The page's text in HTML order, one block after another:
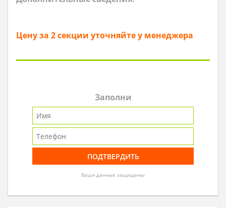
Цену за 2 секции уточняйте у менеджера
Заполни
Ваши данные защищены